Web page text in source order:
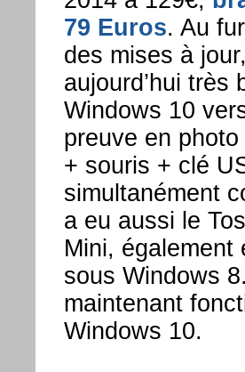
79 Euros. Au
des mises à
aujourd’hui très
Windows 10
preuve en
+ souris + clé
simultanément
a eu aussi le
Mini, également
sous Windows
maintenant
Windows 10.